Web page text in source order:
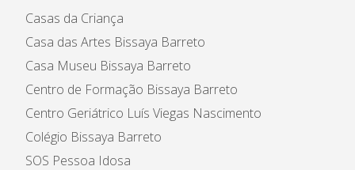
Casas da Criança
Casa das Artes Bissaya Barreto
Casa Museu Bissaya Barreto
Centro de Formação Bissaya Barreto
Centro Geriátrico Luís Viegas Nascimento
Colégio Bissaya Barreto
SOS Pessoa Idosa